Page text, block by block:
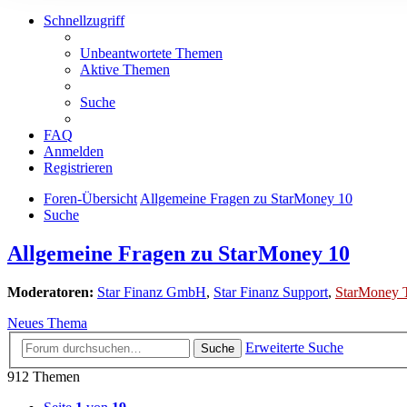
Schnellzugriff
Unbeantwortete Themen
Aktive Themen
Suche
FAQ
Anmelden
Registrieren
Foren-ÜbersichtAllgemeine Fragen zu StarMoney 10
Suche
Allgemeine Fragen zu StarMoney 10
Moderatoren: Star Finanz GmbH, Star Finanz Support, StarMoney
Neues Thema
Suche
Erweiterte Suche
912 Themen